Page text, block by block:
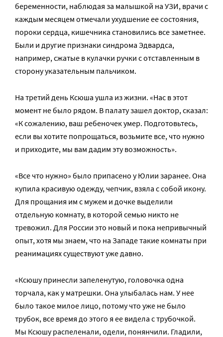
беременности, наблюдая за малышкой на УЗИ, врачи с
каждым месяцем отмечали ухудшение ее состояния,
пороки сердца, кишечника становились все заметнее.
Были и другие признаки синдрома Эдвардса,
например, сжатые в кулачки ручки с отставленным в
сторону указательным пальчиком.
На третий день Ксюша ушла из жизни. «Нас в этот
момент не было рядом. В палату зашел доктор, сказал:
«К сожалению, ваш ребеночек умер. Подготовьтесь,
если вы хотите попрощаться, возьмите все, что нужно
и приходите, мы вам дадим эту возможность».
«Все что нужно» было припасено у Юлии заранее. Она
купила красивую одежду, чепчик, взяла с собой икону.
Для прощания им с мужем и дочке выделили
отдельную комнату, в которой семью никто не
тревожил. Для России это новый и пока непривычный
опыт, хотя мы знаем, что на Западе такие комнаты при
реанимациях существуют уже давно.
«Ксюшу принесли запеленутую, головочка одна
торчала, как у матрешки. Она улыбалась нам. У нее
было такое милое лицо, потому что уже не было
трубок, все время до этого я ее видела с трубочкой.
Мы Ксюшу распеленали, одели, понянчили. Гладили,